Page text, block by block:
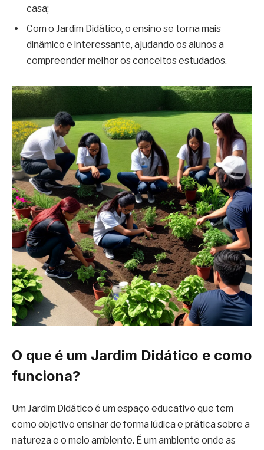
casa;
Com o Jardim Didático, o ensino se torna mais
dinâmico e interessante, ajudando os alunos a
compreender melhor os conceitos estudados.
O que é um Jardim Didático e como
funciona?
Um Jardim Didático é um espaço educativo que tem
como objetivo ensinar de forma lúdica e prática sobre a
natureza e o meio ambiente. É um ambiente onde as